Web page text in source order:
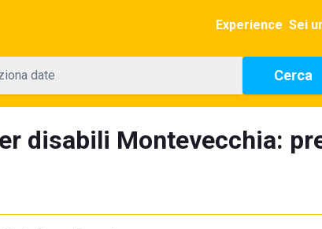
Experience Sei
date Cerca
disabili Montevecchia: